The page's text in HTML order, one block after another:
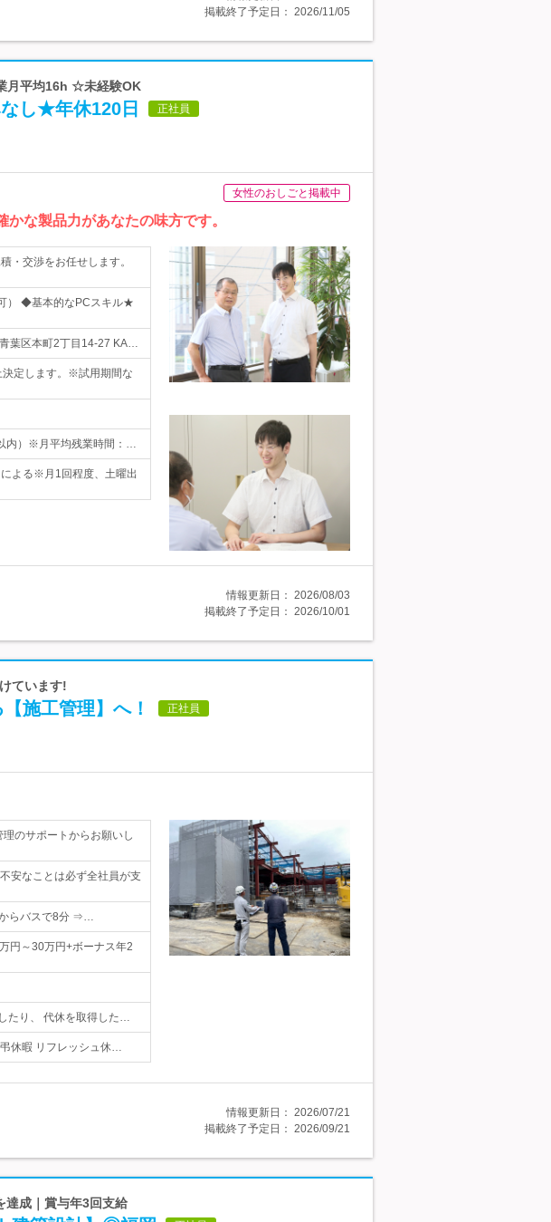
掲載終了予定日： 2026/11/05
月平均16h ☆未経験OK
し★年休120日 正社員
女性のおしごと掲載中
な製品力があなたの味方です。
・交渉をお任せします。
） ◆基本的なPCスキル★
葉区本町2丁目14-27 KA…
定します。※試用期間な
内）※月平均残業時間：…
よる※月1回程度、土曜出
情報更新日： 2026/08/03
掲載終了予定日： 2026/10/01
ています!
施工管理】へ！ 正社員
のサポートからお願いし
安なことは必ず全社員が支
からバスで8分 ⇒…
円～30万円+ボーナス年2
たり、 代休を取得した…
休暇 リフレッシュ休…
情報更新日： 2026/07/21
掲載終了予定日： 2026/09/21
達成｜賞与年3回支給